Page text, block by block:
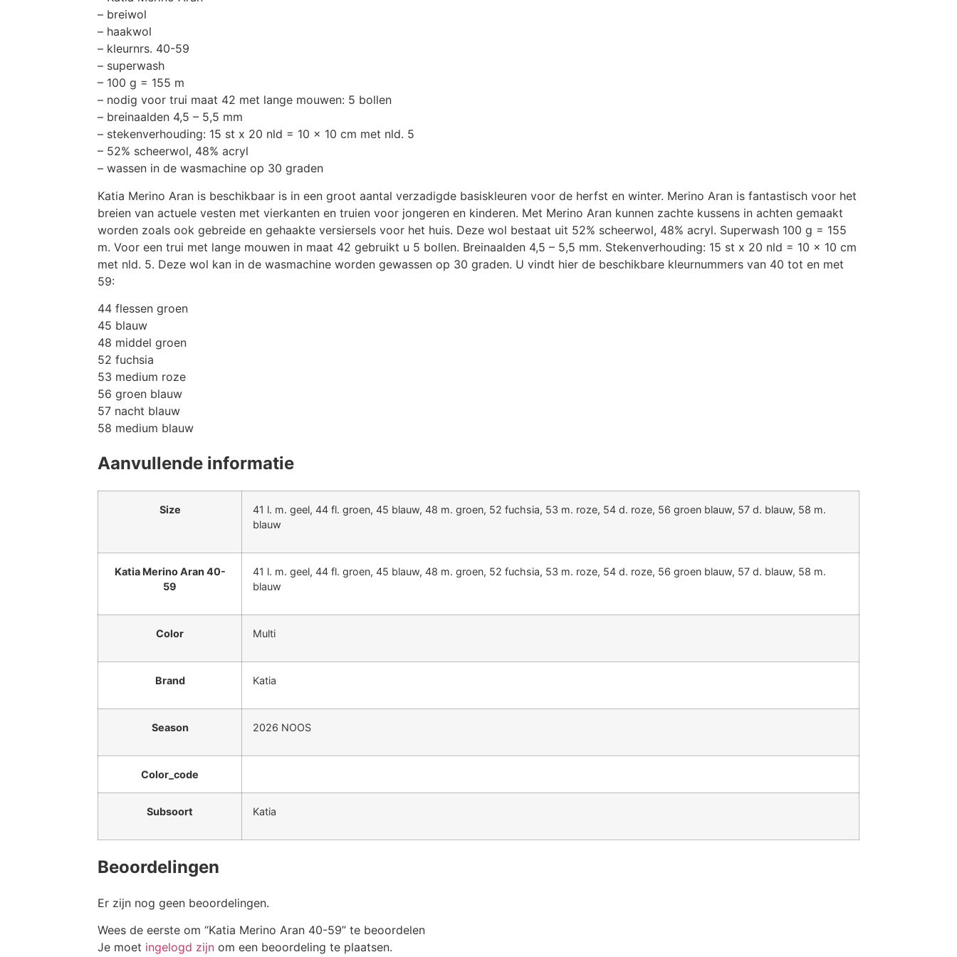
– breiwol
– haakwol
– kleurnrs. 40-59
– superwash
– 100 g = 155 m
– nodig voor trui maat 42 met lange mouwen: 5 bollen
– breinaalden 4,5 – 5,5 mm
– stekenverhouding: 15 st x 20 nld = 10 x 10 cm met nld. 5
– 52% scheerwol, 48% acryl
– wassen in de wasmachine op 30 graden
Katia Merino Aran is beschikbaar is in een groot aantal verzadigde basiskleuren voor de herfst en winter. Merino Aran is fantastisch voor het
breien van actuele vesten met vierkanten en truien voor jongeren en kinderen. Met Merino Aran kunnen zachte kussens in achten gemaakt
worden zoals ook gebreide en gehaakte versiersels voor het huis. Deze wol bestaat uit 52% scheerwol, 48% acryl. Superwash 100 g = 155
m. Voor een trui met lange mouwen in maat 42 gebruikt u 5 bollen. Breinaalden 4,5 – 5,5 mm. Stekenverhouding: 15 st x 20 nld = 10 x 10 cm
met nld. 5. Deze wol kan in de wasmachine worden gewassen op 30 graden. U vindt hier de beschikbare kleurnummers van 40 tot en met
59:
44 flessen groen
45 blauw
48 middel groen
52 fuchsia
53 medium roze
56 groen blauw
57 nacht blauw
58 medium blauw
Aanvullende informatie
Size
41 l. m. geel, 44 fl. groen, 45 blauw, 48 m. groen, 52 fuchsia, 53 m. roze, 54 d. roze, 56 groen blauw, 57 d. blauw, 58 m.
blauw
Katia Merino Aran 40-
59
41 l. m. geel, 44 fl. groen, 45 blauw, 48 m. groen, 52 fuchsia, 53 m. roze, 54 d. roze, 56 groen blauw, 57 d. blauw, 58 m.
blauw
Color Multi
Brand Katia
Season 2026 NOOS
Color_code
Subsoort Katia
Beoordelingen
Er zijn nog geen beoordelingen.
Wees de eerste om “Katia Merino Aran 40-59” te beoordelen
Je moet ingelogd zijn om een beoordeling te plaatsen.